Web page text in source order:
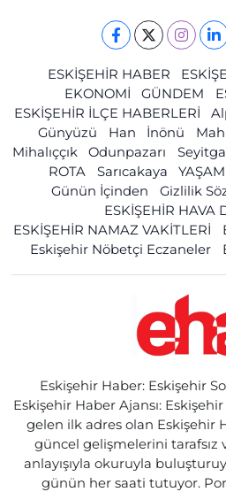
ESKİŞEHİR HABER
EKONOMİ
GÜNDEM
ESKİŞEHİR İLÇE HABERLERİ
Günyüzü
Han İnönü
Mihalıççık
Odunpazarı
ROTA
Sarıcakaya YAŞAM
Günün İçinden
Gizlilik
ESKİŞEHİR HAVA
ESKİŞEHİR NAMAZ VAKİTLERİ
Eskişehir Nöbetçi Eczaneler
Eskişehir Haber: Eskişehir
Eskişehir Haber Ajansı:
gelen ilk adres olan Eskişehir
güncel gelişmelerini tarafsız
anlayışıyla okuruyla
günün her saati tutuyor.